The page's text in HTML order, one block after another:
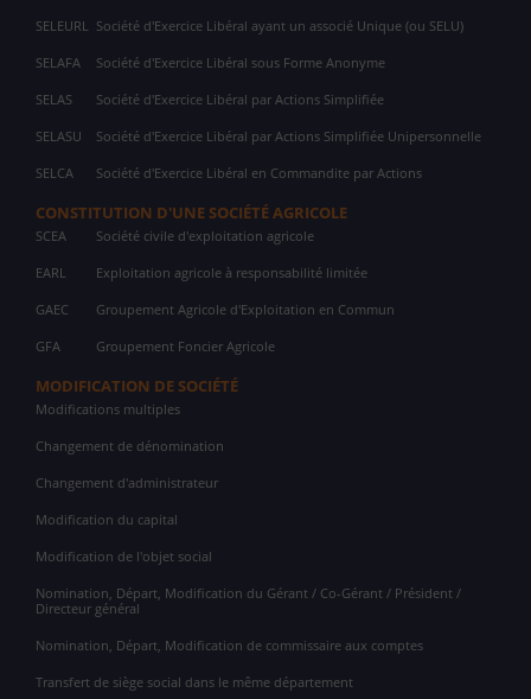
SELEURL Société d'Exercice Libéral ayant un associé Unique (ou SELU)
SELAFA Société d'Exercice Libéral sous Forme Anonyme
SELAS Société d'Exercice Libéral par Actions Simplifiée
SELASU Société d'Exercice Libéral par Actions Simplifiée Unipersonnelle
SELCA Société d'Exercice Libéral en Commandite par Actions
CONSTITUTION D'UNE SOCIÉTÉ AGRICOLE
SCEA Société civile d'exploitation agricole
EARL Exploitation agricole à responsabilité limitée
GAEC Groupement Agricole d'Exploitation en Commun
GFA Groupement Foncier Agricole
MODIFICATION DE SOCIÉTÉ
Modifications multiples
Changement de dénomination
Changement d'administrateur
Modification du capital
Modification de l'objet social
Nomination, Départ, Modification du Gérant / Co-Gérant / Président /
Directeur général
Nomination, Départ, Modification de commissaire aux comptes
Transfert de siège social dans le même département